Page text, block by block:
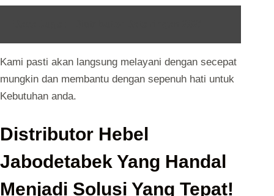
Kami pasti akan langsung melayani dengan secepat
mungkin dan membantu dengan sepenuh hati untuk
Kebutuhan anda.
Distributor Hebel
Jabodetabek Yang Handal
Menjadi Solusi Yang Tepat!